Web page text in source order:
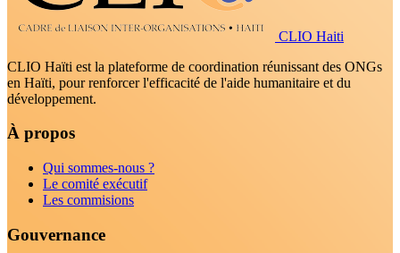
CLIO Haiti
CLIO Haïti est la plateforme de coordination réunissant des ONGs
en Haïti, pour renforcer l'efficacité de l'aide humanitaire et du
développement.
À propos
Qui sommes-nous ?
Le comité exécutif
Les commisions
Gouvernance